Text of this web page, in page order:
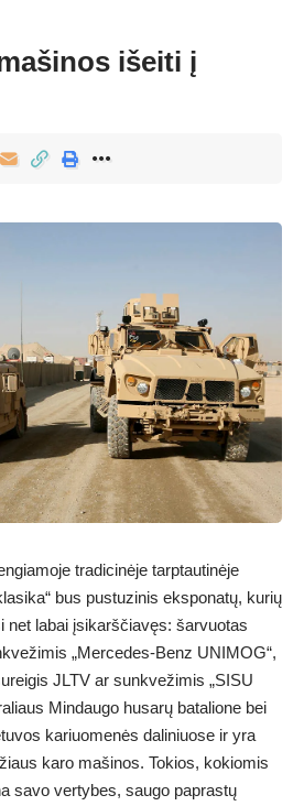
išeiti į
tradicinėje tarptautinėje
bus pustuzinis eksponatų, kurių
net labai įsikarščiavęs: šarvuotas
„Mercedes-Benz UNIMOG“,
JLTV ar sunkvežimis „SISU
Mindaugo husarų batalione bei
kariuomenės daliniuose ir yra
karo mašinos. Tokios, kokiomis
savo vertybes, saugo paprastų